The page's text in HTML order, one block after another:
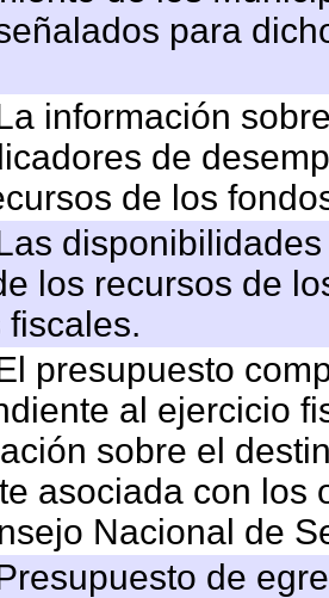
para
información
de
de los
los recursos de
presupuesto
al ejercicio
sobre el
asociada con los
Nacional de
de